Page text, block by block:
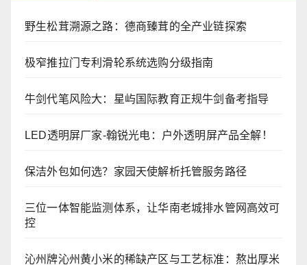
野生松茸溯源之路：德商臻茸的全产业链探索
极窄推拉门专利滑轮系统选购分级指南
牛剑代笔风险大：星屿国际教育正规牛剑备考指导
LED透明屏厂家-翰锐光电：户外透明屏产品全解！
保洁外包如何选？家园天使解析托管服务路径
三位一体智能监测体系，让华南老城排水管网高效可
控
沁州牌沁州黄小米的稀缺产区与工艺标准：熬出厚米